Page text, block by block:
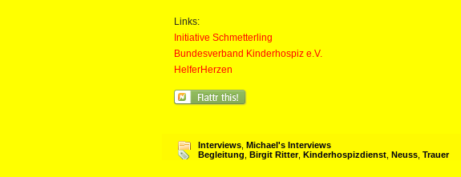
Links:
Initiative Schmetterling
Bundesverband Kinderhospiz e.V.
HelferHerzen
Interviews Michael's Interviews
Begleitung Birgit Ritter, Kinderhospizdienst Neuss Trauer